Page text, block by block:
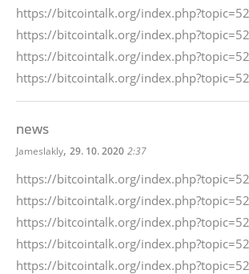
https://bitcointalk.org/
https://bitcointalk.org/
https://bitcointalk.org/
https://bitcointalk.org/
news
Jameslakly, 29. 10. 2020 2:37
https://bitcointalk.org/
https://bitcointalk.org/
https://bitcointalk.org/
https://bitcointalk.org/
https://bitcointalk.org/